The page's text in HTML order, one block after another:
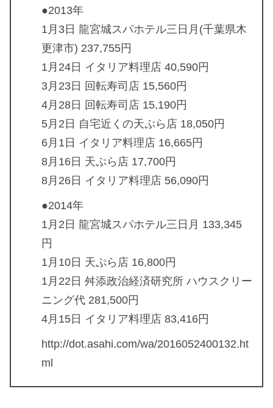
●2013年
1月3日 龍宮城スパホテル三日月(千葉県木
更津市) 237,755円
1月24日 イタリア料理店 40,590円
3月23日 回転寿司店 15,560円
4月28日 回転寿司店 15,190円
5月2日 自宅近くの天ぷら店 18,050円
6月1日 イタリア料理店 16,665円
8月16日 天ぷら店 17,700円
8月26日 イタリア料理店 56,090円
●2014年
1月2日 龍宮城スパホテル三日月 133,345
円
1月10日 天ぷら店 16,800円
1月22日 舛添政治経済研究所 ハウスクリー
ニング代 281,500円
4月15日 イタリア料理店 83,416円
http://dot.asahi.com/wa/2016052400132.ht
ml